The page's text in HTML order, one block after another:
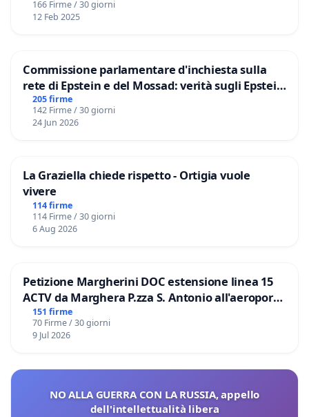
166 Firme / 30 giorni
12 Feb 2025
Commissione parlamentare d'inchiesta sulla
rete di Epstein e del Mossad: verità sugli Epstein
Files
205 firme
142 Firme / 30 giorni
24 Jun 2026
La Graziella chiede rispetto - Ortigia vuole
vivere
114 firme
114 Firme / 30 giorni
6 Aug 2026
Petizione Margherini DOC estensione linea 15
ACTV da Marghera P.zza S. Antonio all'aeroporto
Marco Polo tariffa a € 1,50
151 firme
70 Firme / 30 giorni
9 Jul 2026
NO ALLA GUERRA CON LA RUSSIA, appello
dell'intellettualità libera